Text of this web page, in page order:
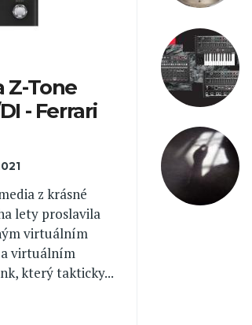
Z-Tone
- Ferrari
z krásné
lety proslavila
virtuálním
virtuálním
který takticky...